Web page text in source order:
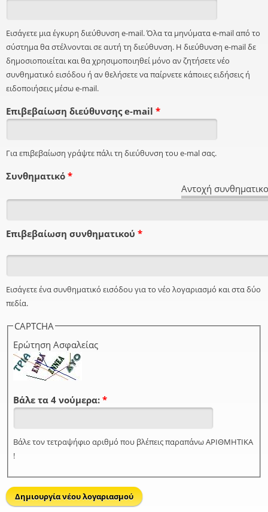
Εισάγετε μια έγκυρη διεύθυνση e-mail. Όλα τα μηνύματα e-mail από το
σύστημα θα στέλνονται σε αυτή τη διεύθυνση. Η διεύθυνση e-mail δε
δημοσιοποιείται και θα χρησιμοποιηθεί μόνο αν ζητήσετε νέο
συνθηματικό εισόδου ή αν θελήσετε να παίρνετε κάποιες ειδήσεις ή
ειδοποιήσεις μέσω e-mail.
Επιβεβαίωση διεύθυνσης e-mail *
Για επιβεβαίωση γράψτε πάλι τη διεύθυνση του e-mal σας.
Αντοχή
Συνθηματικό *
Επιβεβαίωση συνθηματικού *
Εισάγετε ένα συνθηματικό εισόδου για το νέο λογαριασμό και στα δύο
πεδία.
CAPTCHA
Ερώτηση Ασφαλείας
Βάλε τα 4 νούμερα: *
Βάλε τον τετραψήφιο αριθμό που βλέπεις παραπάνω ΑΡΙΘΜΗΤΙΚΑ
!